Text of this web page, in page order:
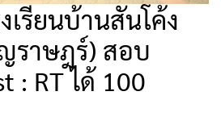
เรียนบ้านสันโค้ง
ราษฎร์) สอบ
: RT ได้ 100